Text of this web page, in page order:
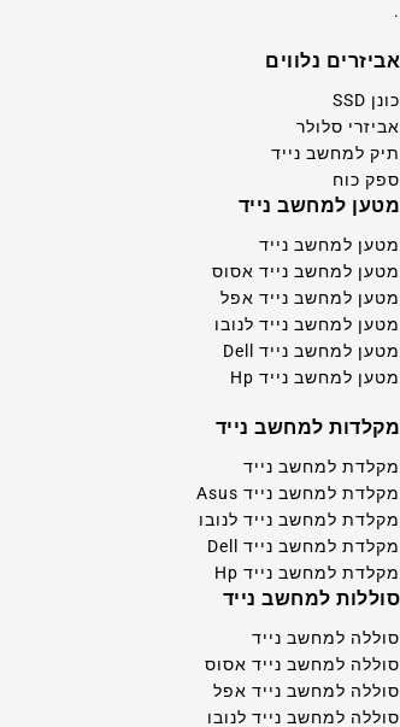
.
אביזרים נלווים
כונן SSD
אביזרי סלולר
תיק למחשב נייד
ספק כוח
מטען למחשב נייד
מטען למחשב נייד
מטען למחשב נייד אסוס
מטען למחשב נייד אפל
מטען למחשב נייד לנובו
מטען למחשב נייד Dell
מטען למחשב נייד Hp
מקלדות למחשב נייד
מקלדת למחשב נייד
מקלדת למחשב נייד Asus
מקלדת למחשב נייד לנובו
מקלדת למחשב נייד Dell
מקלדת למחשב נייד Hp
סוללות למחשב נייד
סוללה למחשב נייד
סוללה למחשב נייד אסוס
סוללה למחשב נייד אפל
סוללה למחשב נייד לנובו